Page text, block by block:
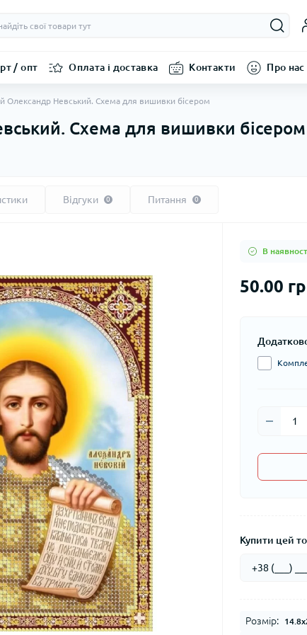
/ опт Оплата і доставка Контакти Про нас
Олександр Невський. Схема для вишивки бісером
Схема для вишивки бісером
Відгуки 0 Питання 0
В
50.00
Купити цей
Розмір: